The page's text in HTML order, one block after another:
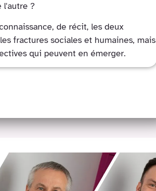
l'autre ?
de récit, les deux
fractures sociales et humaines, mais
qui peuvent en émerger.